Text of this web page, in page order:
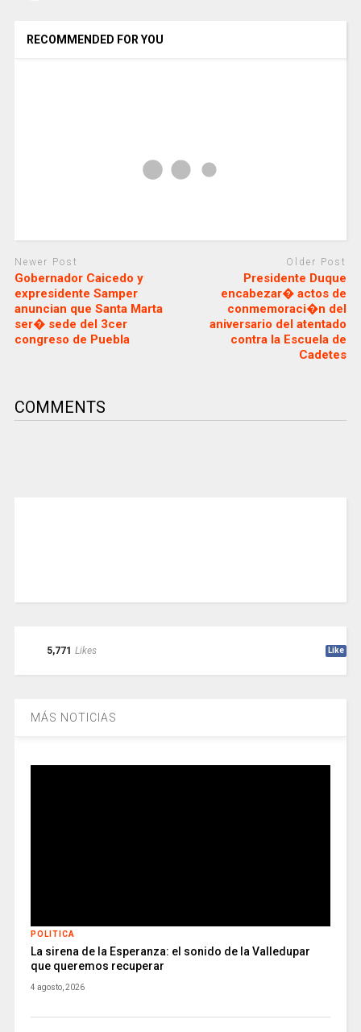
RECOMMENDED FOR YOU
Newer Post
Gobernador Caicedo y
expresidente Samper
anuncian que Santa Marta
ser� sede del 3cer
congreso de Puebla
Older Post
Presidente Duque
encabezar� actos de
conmemoraci�n del
aniversario del atentado
contra la Escuela de
Cadetes
COMMENTS
5,771 Likes Like
MÁS NOTICIAS
POLITICA
La sirena de la Esperanza: el sonido de la Valledupar
que queremos recuperar
4 agosto, 2026